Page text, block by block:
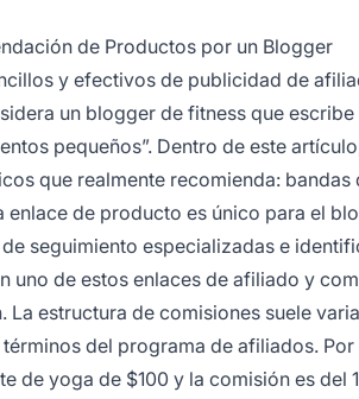
de Productos por un Blogger
y efectivos de publicidad de
un blogger de fitness que
pequeños”. Dentro de este
que realmente recomienda:
enlace de producto es único para el
seguimiento especializadas e
uno de estos enlaces de afiliado y
estructura de comisiones suele
del programa de afiliados.
de yoga de $100 y la comisión es del